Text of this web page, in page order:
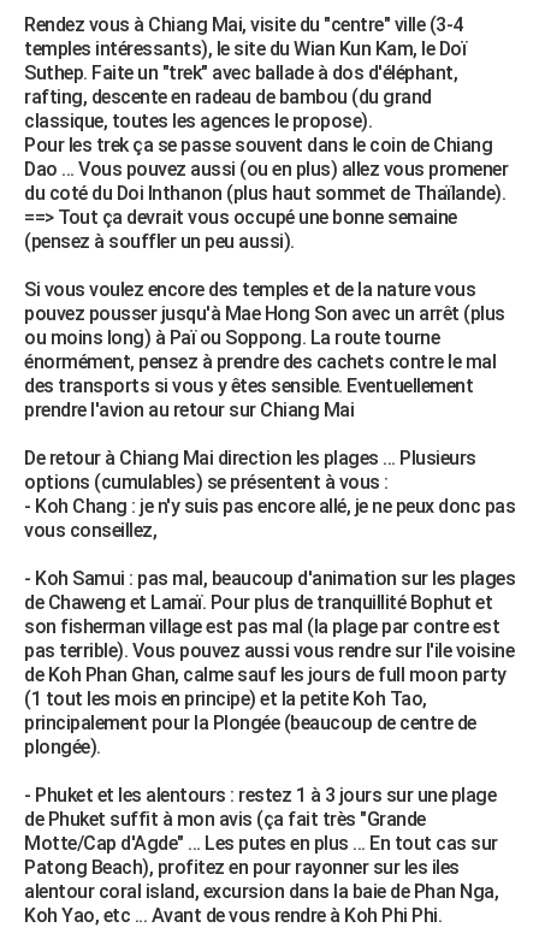
Rendez vous à Chiang Mai, visite du "centre" ville (3-4
temples intéressants), le site du Wian Kun Kam, le Doï
Suthep. Faite un "trek" avec ballade à dos d'éléphant,
rafting, descente en radeau de bambou (du grand
classique, toutes les agences le propose).
Pour les trek ça se passe souvent dans le coin de Chiang
Dao ... Vous pouvez aussi (ou en plus) allez vous promener
du coté du Doi Inthanon (plus haut sommet de Thaïlande).
==> Tout ça devrait vous occupé une bonne semaine
(pensez à souffler un peu aussi).
Si vous voulez encore des temples et de la nature vous
pouvez pousser jusqu'à Mae Hong Son avec un arrêt (plus
ou moins long) à Paï ou Soppong. La route tourne
énormément, pensez à prendre des cachets contre le mal
des transports si vous y êtes sensible. Eventuellement
prendre l'avion au retour sur Chiang Mai
De retour à Chiang Mai direction les plages ... Plusieurs
options (cumulables) se présentent à vous :
- Koh Chang : je n'y suis pas encore allé, je ne peux donc pas
vous conseillez,
- Koh Samui : pas mal, beaucoup d'animation sur les plages
de Chaweng et Lamaï. Pour plus de tranquillité Bophut et
son fisherman village est pas mal (la plage par contre est
pas terrible). Vous pouvez aussi vous rendre sur l'ile voisine
de Koh Phan Ghan, calme sauf les jours de full moon party
(1 tout les mois en principe) et la petite Koh Tao,
principalement pour la Plongée (beaucoup de centre de
plongée).
- Phuket et les alentours : restez 1 à 3 jours sur une plage
de Phuket suffit à mon avis (ça fait très "Grande
Motte/Cap d'Agde" ... Les putes en plus ... En tout cas sur
Patong Beach), profitez en pour rayonner sur les iles
alentour coral island, excursion dans la baie de Phan Nga,
Koh Yao, etc ... Avant de vous rendre à Koh Phi Phi.